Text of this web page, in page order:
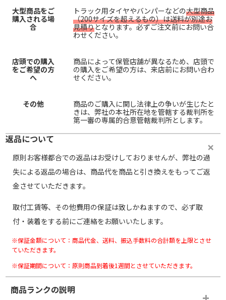
大型商品をご
購入される場
合
トラック用タイヤやバンパーなどの大型商品
（200サイズを超えるもの）は送料が別途お
見積りとなります。必ずご注文前にお問い合
わせください。
店頭での購入
をご希望の方
へ
商品によって保管店舗が異なるため、店頭で
の購入をご希望の方は、来店前にお問い合わ
せください。
その他
商品のご購入に関し法律上の争いが生じたと
きは、弊社の本社所在地を管轄する裁判所を
第一審の専属的合意管轄裁判所とします。
返品について
原則お客様都合での返品はお受けしておりませんが、弊社の過
失による返品の場合は、商品代を商品と引き換えをもってご返
金させていただきます。
取付工賃等、その他費用の保証は致しかねますので、必ず取
付・装着をする前にご連絡をお願いいたします。
※保証金額について：商品代金、送料、振込手数料の合計額を上限とさせ
ていただきます。
※保証期間について：原則商品到着後1週間とさせていただきます。
商品ランクの説明